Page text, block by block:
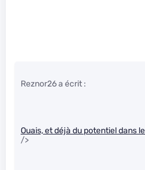
Reznor26 a écrit :
Ouais, et déjà du potentiel dans
/>